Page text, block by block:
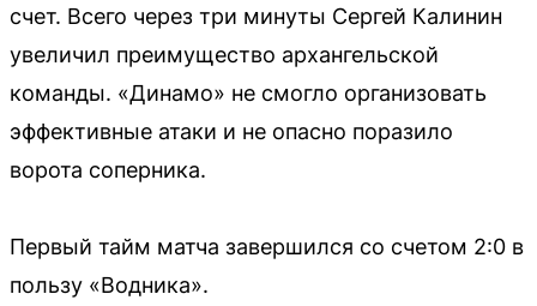
счет. Всего через три минуты Сергей Калинин
увеличил преимущество архангельской
команды. «Динамо» не смогло организовать
эффективные атаки и не опасно поразило
ворота соперника.
Первый тайм матча завершился со счетом 2:0 в
пользу «Водника».